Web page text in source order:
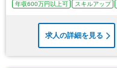
年収600万円以上可 スキルアップ
求人の詳細を見る